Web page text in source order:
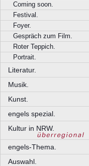
Coming soon.
Festival.
Foyer.
Gespräch zum Film.
Roter Teppich.
Portrait.
Literatur.
Musik.
Kunst.
engels spezial.
Kultur in NRW.
engels-Thema.
Auswahl.